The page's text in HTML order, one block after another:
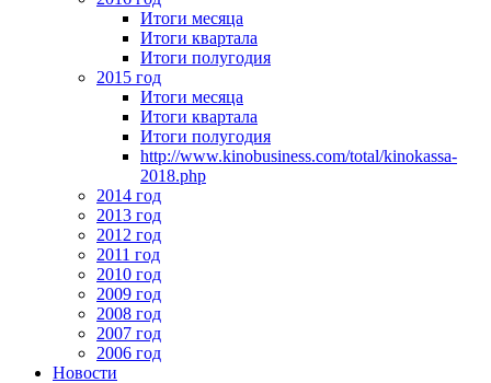
Итоги месяца
Итоги квартала
Итоги полугодия
2015 год
Итоги месяца
Итоги квартала
Итоги полугодия
http://www.kinobusiness.com/total/kinokassa-
2018.php
2014 год
2013 год
2012 год
2011 год
2010 год
2009 год
2008 год
2007 год
2006 год
Новости